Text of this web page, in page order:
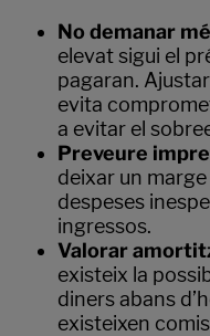
No demanar
elevat sigui el
pagaran.
evita
a evitar el
Preveure
deixar un
despeses
ingressos.
Valorar
existeix la
diners abans
existeixen